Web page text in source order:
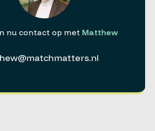
nu contact op met Matthew